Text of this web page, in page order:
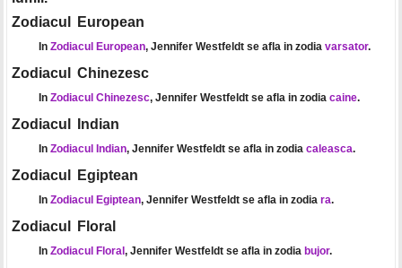
Zodiacul European
In Zodiacul European, Jennifer Westfeldt se afla in zodia varsator.
Zodiacul Chinezesc
In Zodiacul Chinezesc, Jennifer Westfeldt se afla in zodia caine.
Zodiacul Indian
In Zodiacul Indian, Jennifer Westfeldt se afla in zodia caleasca.
Zodiacul Egiptean
In Zodiacul Egiptean, Jennifer Westfeldt se afla in zodia ra.
Zodiacul Floral
In Zodiacul Floral, Jennifer Westfeldt se afla in zodia bujor.